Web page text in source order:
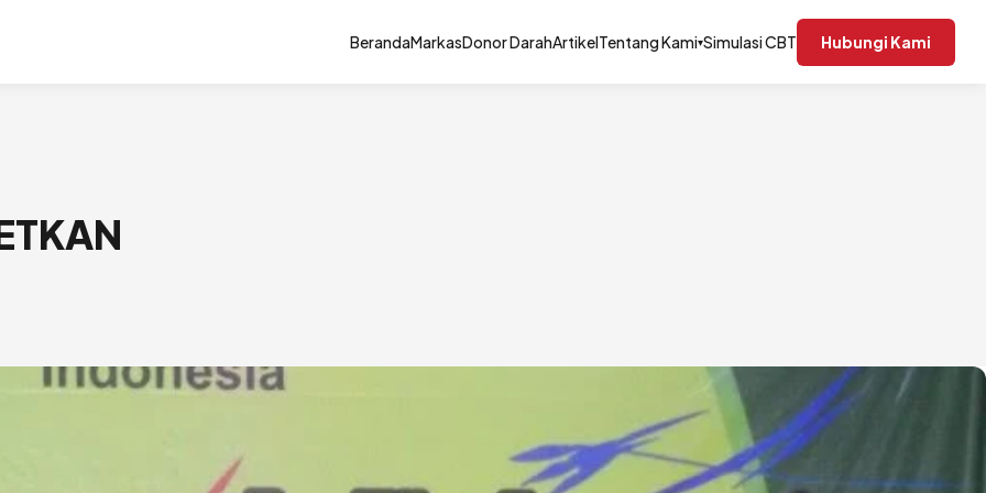
BerandaMarkasDonor DarahArtikelTentang Kami▾Simulasi CBT Hubungi Kami